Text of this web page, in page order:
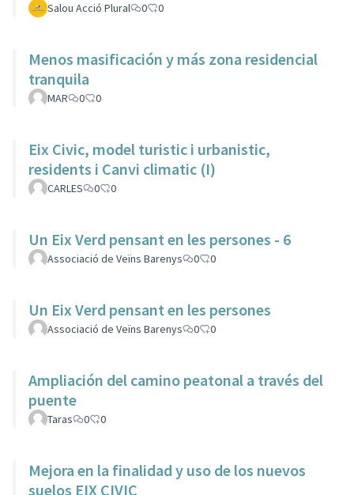
Salou Acció Plural 0 0
Menos masificación y más zona residencial
tranquila
MAR 0 0
Eix Civic, model turistic i urbanistic,
residents i Canvi climatic (I)
CARLES 0 0
Un Eix Verd pensant en les persones - 6
Associació de Veïns Barenys 0 0
Un Eix Verd pensant en les persones
Associació de Veïns Barenys 0 0
Ampliación del camino peatonal a través del
puente
Taras 0 0
Mejora en la finalidad y uso de los nuevos
suelos EIX CIVIC